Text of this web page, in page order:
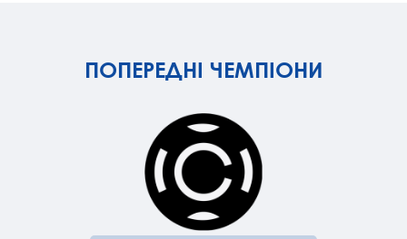
ПОПЕРЕДНІ ЧЕМПІОНИ